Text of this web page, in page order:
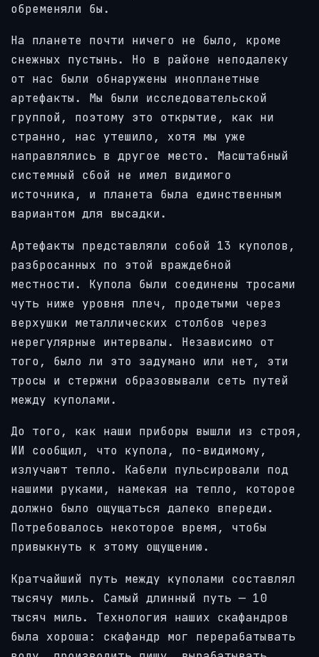
обременяли бы.
На планете почти ничего не было, кроме
снежных пустынь. Но в районе неподалеку
от нас были обнаружены инопланетные
артефакты. Мы были исследовательской
группой, поэтому это открытие, как ни
странно, нас утешило, хотя мы уже
направлялись в другое место. Масштабный
системный сбой не имел видимого
источника, и планета была единственным
вариантом для высадки.
Артефакты представляли собой 13 куполов,
разбросанных по этой враждебной
местности. Купола были соединены тросами
чуть ниже уровня плеч, продетыми через
верхушки металлических столбов через
нерегулярные интервалы. Независимо от
того, было ли это задумано или нет, эти
тросы и стержни образовывали сеть путей
между куполами.
До того, как наши приборы вышли из строя,
ИИ сообщил, что купола, по-видимому,
излучают тепло. Кабели пульсировали под
нашими руками, намекая на тепло, которое
должно было ощущаться далеко впереди.
Потребовалось некоторое время, чтобы
привыкнуть к этому ощущению.
Кратчайший путь между куполами составлял
тысячу миль. Самый длинный путь — 10
тысяч миль. Технология наших скафандров
была хороша: скафандр мог перерабатывать